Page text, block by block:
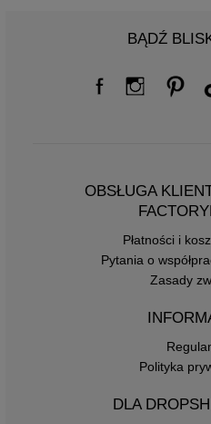
BĄDŹ
OBSŁUGA
Płatności i
Pytania o
Zasady
Polityka
DLA